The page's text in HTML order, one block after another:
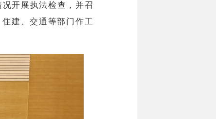
开展执法检查，并召
建、交通等部门作工